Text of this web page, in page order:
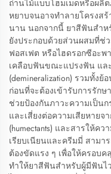
ถ่านไม้แบบโฮมเมดหรือผ
หยาบจนอาจทำลายโครงสร้
นาน นอกจากนี้ ยาสีฟันสำห
ยังประกอบด้วยส่วนผสมที่ช่
ฟอสเฟต หรือไฮดรอกซีอะพ
เคลือบฟันขณะแปรงฟัน แล
(demineralization) รวมทั้ง
ก่อนที่จะต้องเข้ารับการรัก
ช่วยป้องกันภาวะความเป็น
และเสี่ยงต่อความเสียหาย
(humectants) และสารให้
เรียบเนียนและครีมมี่ สามา
ต้องขัดแรง ๆ เพื่อให้ครอบ
ทำให้ยาสีฟันสำหรับผู้มีฟันไ